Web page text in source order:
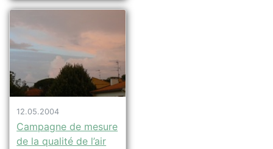
12.05.2004
Campagne de mesure
de la qualité de l’air